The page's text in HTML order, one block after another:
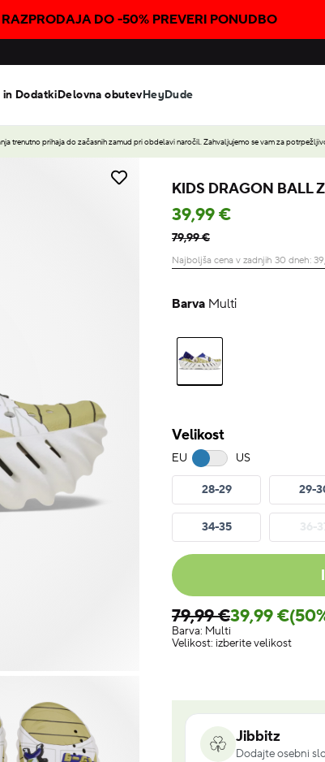
RAZPRODAJA DO -50% PREVERI PONUDBO
in DodatkiDelovna obutevHeyDude
trenutno prihaja do začasnih zamud pri obdelavi naročil. Zahvaljujemo se vam za
KIDS DRAGON BALL
39,99 €
79,99 €
Najboljša cena v zadnjih 30 dneh:
Barva Multi
Velikost
EU US
28-29 29-
34-35 36-
79,99 €39,99 €
Barva: Multi
Velikost: izberite velikost
Jibbitz
Dodajte osebni